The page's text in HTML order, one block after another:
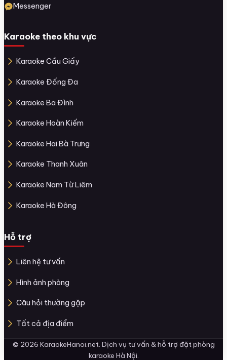
Messenger
Karaoke theo khu vực
Karaoke Cầu Giấy
Karaoke Đống Đa
Karaoke Ba Đình
Karaoke Hoàn Kiếm
Karaoke Hai Bà Trưng
Karaoke Thanh Xuân
Karaoke Nam Từ Liêm
Karaoke Hà Đông
Hỗ trợ
Liên hệ tư vấn
Hình ảnh phòng
Câu hỏi thường gặp
Tất cả địa điểm
© 2026 KaraokeHanoi.net. Dịch vụ tư vấn & hỗ trợ đặt phòng
karaoke Hà Nội.